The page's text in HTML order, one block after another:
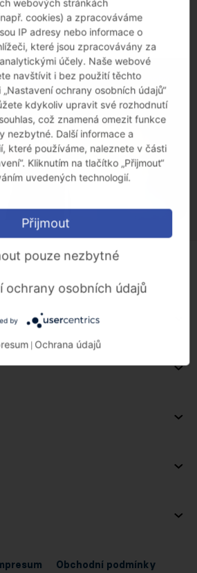
buď kvůli chybě serveru nebo
že daný formát není podporován.
Obchodní podmínky
webových stránkách
cookies) a zpracováváme
IP adresy nebo informace o
které jsou zpracovávány za
účely. Naše webové
navštívit i bez použití těchto
ochrany osobních údajů“
kdykoliv upravit své rozhodnutí
což znamená omezit funkce
nezbytné. Další informace a
které používáme, naleznete v části
Kliknutím na tlačítko „Přijmout“
uvedených technologií.
Přijmout
pouze nezbytné
ochrany osobních údajů
by
Ochrana údajů